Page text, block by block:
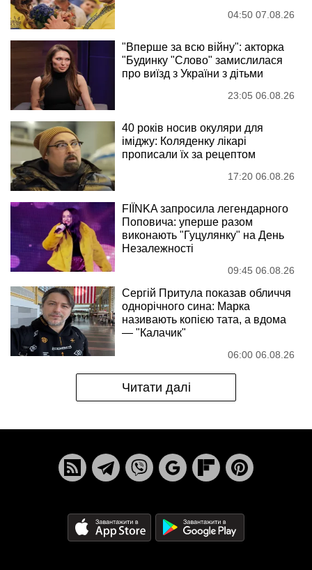
04:50 07.08.26
"Вперше за всю війну": акторка
"Будинку "Слово" замислилася
про виїзд з України з дітьми
23:05 06.08.26
40 років носив окуляри для
іміджу: Коляденку лікарі
прописали їх за рецептом
17:20 06.08.26
FIÏNKA запросила легендарного
Поповича: уперше разом
виконають "Гуцулянку" на День
Незалежності
09:45 06.08.26
Сергій Притула показав обличчя
однорічного сина: Марка
називають копією тата, а вдома
— "Калачик"
06:00 06.08.26
Читати далі